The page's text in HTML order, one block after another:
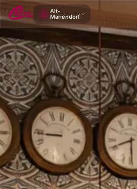
Alt-
Mariendorf